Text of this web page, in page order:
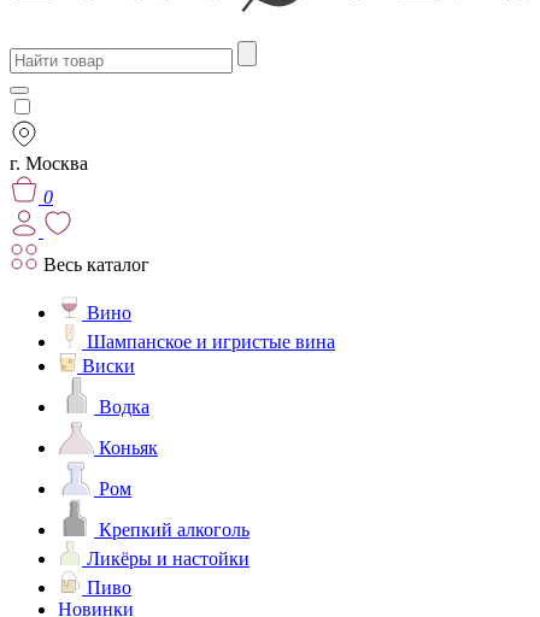
г. Москва
0
Весь каталог
Вино
Шампанское и игристые вина
Виски
Водка
Коньяк
Ром
Крепкий алкоголь
Ликёры и настойки
Пиво
Новинки